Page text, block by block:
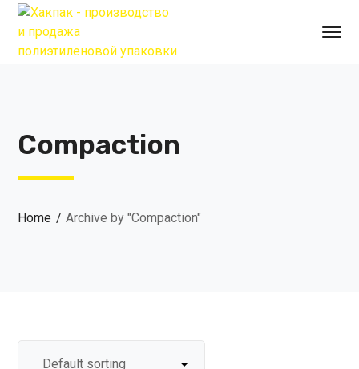
Compaction
Home Archive by "Compaction"